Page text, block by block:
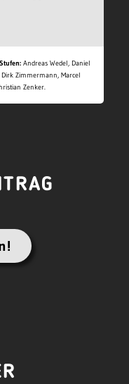
Andreas Wedel, Daniel
Zimmermann, Marcel
Zenker.